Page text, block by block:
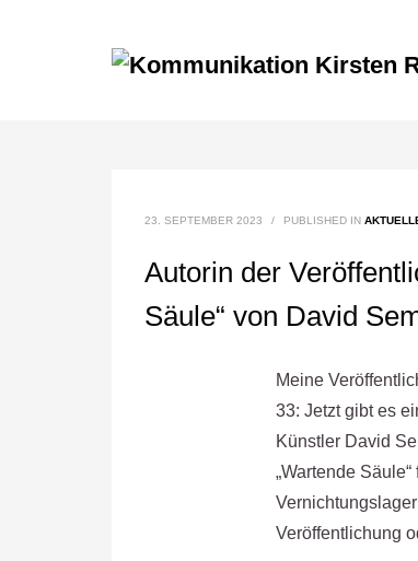
23. SEPTEMBER 2023 / PUBLISHED IN
Autorin der
Säule“ von David
Meine
33: Jetzt gibt es
Künstler David
„Wartende
Veröffentlichung